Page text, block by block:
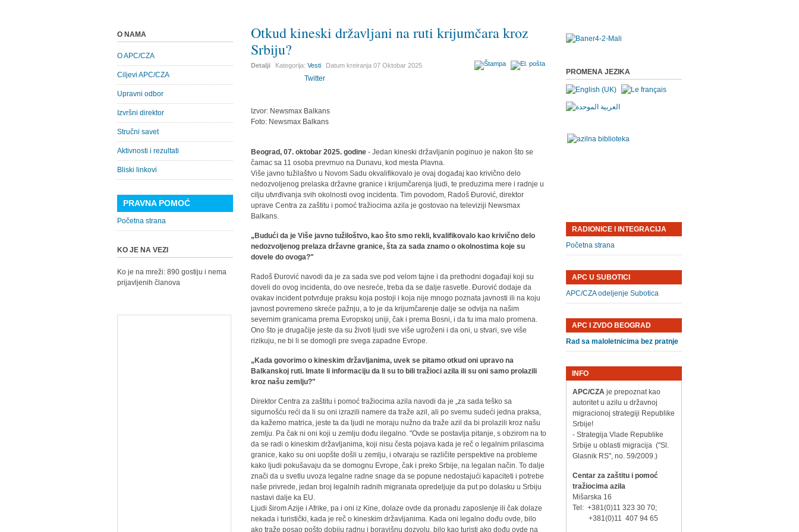
Otkud kineski državljani na ruti krijumčara kroz
Srbiju?
Detalji Kategorija:Vesti Datum kreiranja07 Oktobar 2025
Twitter
Izvor: Newsmax Balkans
Foto: Newsmax Balkans
Beograd, 07. oktobar 2025. godine - Jedan kineski državljanin poginuo je nakon što se
čamac sa 11 osoba prevrnuo na Dunavu, kod mesta Plavna.
Više javno tužilaštvo u Novom Sadu okvalifikovalo je ovaj događaj kao krivično delo
nedozvoljenog prelaska državne granice i krijumčarenja ljudi, te preduzima mere i radnje u
cilju utvrđivanja svih okolnosti ovog incidenta. Тim povodom, Radoš Đurović, direktor
uprave Centra za zaštitu i pomoć tražiocima azila je gostovao na televiziji Newsmax
Balkans.
„Budući da je Više javno tužiloštvo, kao što smo rekli, kvalifikovalo kao krivično delo
nedozvoljenog prelaza državne granice, šta za sada znamo o okolnostima koje su
dovele do ovoga?"
Radoš Đurović navodi da je za sada sve pod velom tajne i da prethodni događaji koji su
doveli do ovog incidenta, do ove nesreće, treba da se dalje rasvetle. Đurović dodaje da
ovakav incident potvrđuje praksu koja postoji i koja nije mnogo poznata javnosti ili na koju
javnost povremeno skreće pažnju, a to je da krijumčarenje dalje se odvija na našim
severnim granicama prema Evropskoj uniji, čak i prema Bosni, i da tu ima malo promena.
Ono što je drugačije jeste da su životi ljudi sve više ugroženi i da oni, u stvari, sve više
rizikuju, ne bi li se domogli pre svega zapadne Evrope.
„Kada govorimo o kineskim državljanima, uvek se pitamo otkud oni upravo na
Balkanskoj ruti. Imate li informaciju da li su to bili tražioci azila ili su oni samo prolazili
kroz našu zemlju?"
Direktor Centra za zaštitu i pomoć tražiocima azila navodi da je „za sada teško sa
sigurnošću reći da li su oni izrazili namere da traže azil, ali po svemu sudeći jedna praksa,
da kažemo matrica, jeste ta da ljudi ne moraju nužno da traže azil da bi prolazili kroz našu
zemlju. Pa čak ni oni koji u zemlju dođu ilegalno. "Ovde se postavlja pitanje, s obzirom na to
da se radi o kineskim državljanima, koji nisu česta pojava kada je reč o legalnim prilascima
granice, kako su oni uopšte došli u zemlju, i otvaraju se različite perspektive na probleme
kako ljudi pokušavaju da se domognu Evrope, čak i preko Srbije, na legalan način. To dalje
znači da u svetlu uvoza legalne radne snage da se popune nedostajući kapaciteti i potrebe
naše privrede, jedan broj legalnih radnih migranata opredeljuje da put po dolasku u Srbiju
nastavi dalje ka EU.
Ljudi širom Azije i Afrike, pa i oni iz Kine, dolaze ovde da pronađu zaposlenje ili čak dolaze
nekada i turistički, kada je reč o kineskim državljanima. Kada oni legalno dođu ovde, bilo
ako traže posao pošto dobiju radnu i boravišnu dozvolu, bilo kao turisti ako dođu ovde na
O NAMA
O APC/CZA
Ciljevi APC/CZA
Upravni odbor
Izvršni direktor
Stručni savet
Aktivnosti i rezultati
Bliski linkovi
PRAVNA POMOĆ
Početna strana
KO JE NA VEZI
Ko je na mreži: 890 gostiju i nema
prijavljenih članova
PROMENA JEZIKA
RADIONICE I INTEGRACIJA
Početna strana
APC U SUBOTICI
APC/CZA odeljenje Subotica
APC I ZVDO BEOGRAD
Rad sa maloletnicima bez pratnje
INFO
APC/CZAje prepoznat kao
autoritet u azilu u državnoj
migracionoj strategiji Republike
Srbije!
- Strategija Vlade Republike
Srbije u oblasti migracija ("Sl.
Glasnik RS", no. 59/2009.)
Centar za zaštitu i pomoć
tražiocima azila
Mišarska 16
Tel: +381(0)11 323 30 70;
+381(0)11 407 94 65